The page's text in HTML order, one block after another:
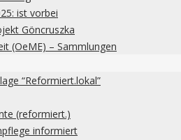
ist vorbei
Göncruszka
(OeME) – Sammlungen
“Reformiert.lokal”
(reformiert.)
informiert